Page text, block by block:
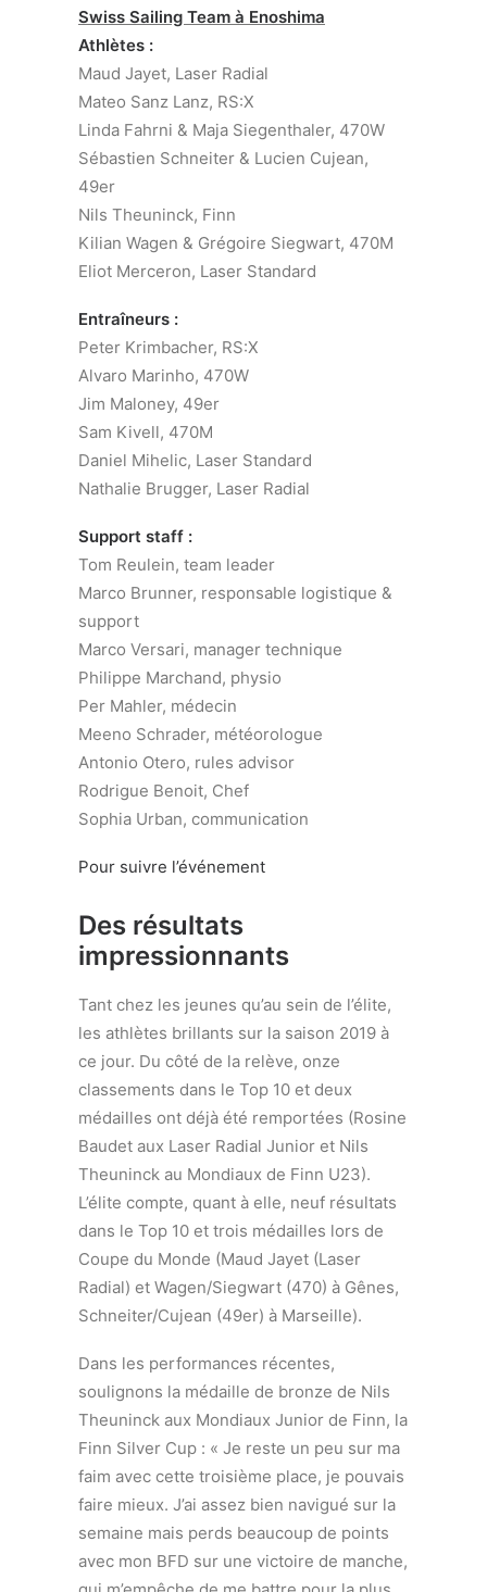
Swiss Sailing Team à Enoshima
Athlètes :
Maud Jayet, Laser Radial
Mateo Sanz Lanz, RS:X
Linda Fahrni & Maja Siegenthaler, 470W
Sébastien Schneiter & Lucien Cujean,
49er
Nils Theuninck, Finn
Kilian Wagen & Grégoire Siegwart, 470M
Eliot Merceron, Laser Standard
Entraîneurs :
Peter Krimbacher, RS:X
Alvaro Marinho, 470W
Jim Maloney, 49er
Sam Kivell, 470M
Daniel Mihelic, Laser Standard
Nathalie Brugger, Laser Radial
Support staff :
Tom Reulein, team leader
Marco Brunner, responsable logistique &
support
Marco Versari, manager technique
Philippe Marchand, physio
Per Mahler, médecin
Meeno Schrader, météorologue
Antonio Otero, rules advisor
Rodrigue Benoit, Chef
Sophia Urban, communication
Pour suivre l’événement
Des résultats
impressionnants
Tant chez les jeunes qu’au sein de l’élite,
les athlètes brillants sur la saison 2019 à
ce jour. Du côté de la relève, onze
classements dans le Top 10 et deux
médailles ont déjà été remportées (Rosine
Baudet aux Laser Radial Junior et Nils
Theuninck au Mondiaux de Finn U23).
L’élite compte, quant à elle, neuf résultats
dans le Top 10 et trois médailles lors de
Coupe du Monde (Maud Jayet (Laser
Radial) et Wagen/Siegwart (470) à Gênes,
Schneiter/Cujean (49er) à Marseille).
Dans les performances récentes,
soulignons la médaille de bronze de Nils
Theuninck aux Mondiaux Junior de Finn, la
Finn Silver Cup : « Je reste un peu sur ma
faim avec cette troisième place, je pouvais
faire mieux. J’ai assez bien navigué sur la
semaine mais perds beaucoup de points
avec mon BFD sur une victoire de manche,